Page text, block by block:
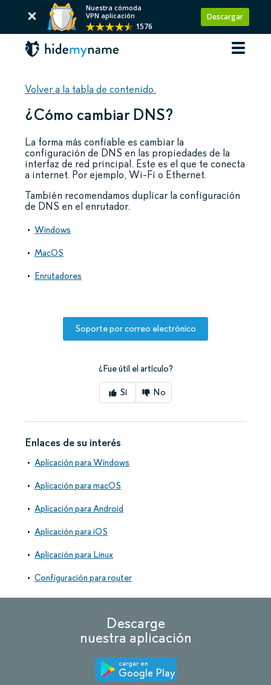
Nuestra cómoda
VPN aplicación
1576
Descargar
Volver a la tabla de contenido.
¿Cómo cambiar DNS?
La forma más confiable es cambiar la
configuración de DNS en las propiedades de la
interfaz de red principal. Este es el que te conecta
a internet. Por ejemplo, Wi-Fi o Ethernet.
También recomendamos duplicar la configuración
de DNS en el enrutador.
Windows
MacOS
Enrutadores
Soporte por correo electrónico
¿Fue útil el artículo?
Sí No
Enlaces de su interés
Aplicación para Windows
Aplicación para macOS
Aplicación para Android
Aplicación para iOS
Aplicación para Linux
Configuración para router
Descarge
nuestra aplicación
cargar en
Google Play